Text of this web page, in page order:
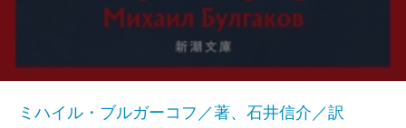
ミハイル・ブルガーコフ／著、石井信介／訳